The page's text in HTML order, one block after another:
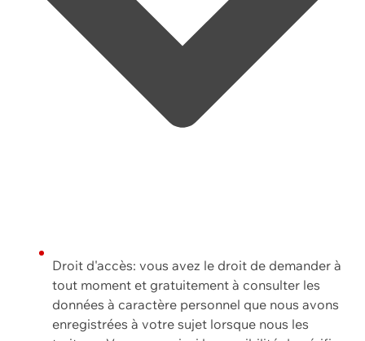
Droit d'accès: vous avez le droit de demander à
tout moment et gratuitement à consulter les
données à caractère personnel que nous avons
enregistrées à votre sujet lorsque nous les